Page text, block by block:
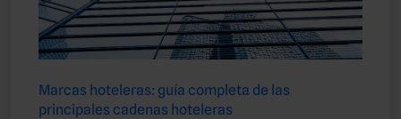
Marcas hoteleras: guía completa de las
principales cadenas hoteleras